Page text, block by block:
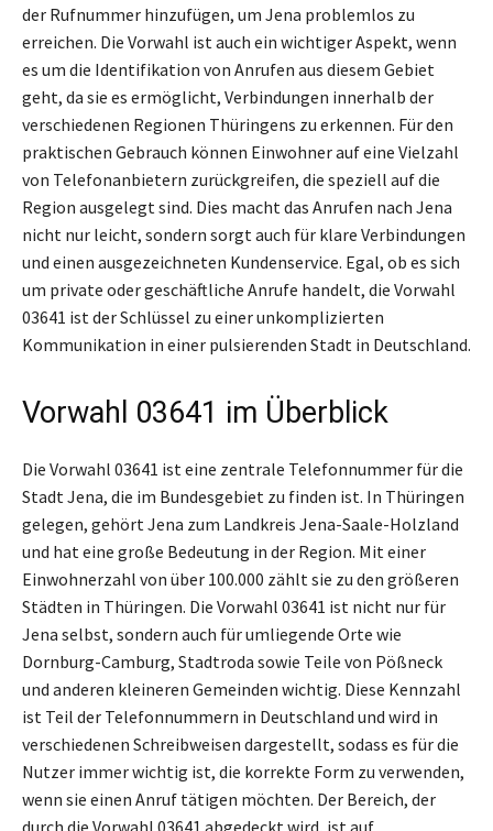
der Rufnummer hinzufügen, um Jena problemlos zu
erreichen. Die Vorwahl ist auch ein wichtiger Aspekt, wenn
es um die Identifikation von Anrufen aus diesem Gebiet
geht, da sie es ermöglicht, Verbindungen innerhalb der
verschiedenen Regionen Thüringens zu erkennen. Für den
praktischen Gebrauch können Einwohner auf eine Vielzahl
von Telefonanbietern zurückgreifen, die speziell auf die
Region ausgelegt sind. Dies macht das Anrufen nach Jena
nicht nur leicht, sondern sorgt auch für klare Verbindungen
und einen ausgezeichneten Kundenservice. Egal, ob es sich
um private oder geschäftliche Anrufe handelt, die Vorwahl
03641 ist der Schlüssel zu einer unkomplizierten
Kommunikation in einer pulsierenden Stadt in Deutschland.
Vorwahl 03641 im Überblick
Die Vorwahl 03641 ist eine zentrale Telefonnummer für die
Stadt Jena, die im Bundesgebiet zu finden ist. In Thüringen
gelegen, gehört Jena zum Landkreis Jena-Saale-Holzland
und hat eine große Bedeutung in der Region. Mit einer
Einwohnerzahl von über 100.000 zählt sie zu den größeren
Städten in Thüringen. Die Vorwahl 03641 ist nicht nur für
Jena selbst, sondern auch für umliegende Orte wie
Dornburg-Camburg, Stadtroda sowie Teile von Pößneck
und anderen kleineren Gemeinden wichtig. Diese Kennzahl
ist Teil der Telefonnummern in Deutschland und wird in
verschiedenen Schreibweisen dargestellt, sodass es für die
Nutzer immer wichtig ist, die korrekte Form zu verwenden,
wenn sie einen Anruf tätigen möchten. Der Bereich, der